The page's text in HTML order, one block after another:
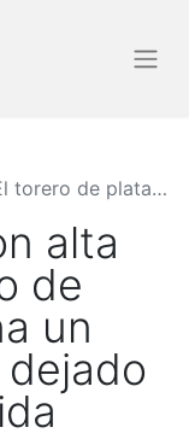
que ha dejado una lección de vida
alta
de
un